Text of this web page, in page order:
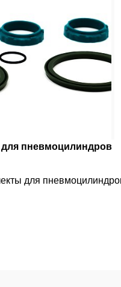
пневмоцилиндров
для